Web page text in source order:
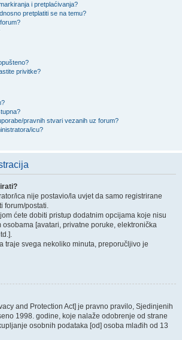
i pretplaćivanja?
pretplatiti se na temu?
privitke?
pravnih stvari vezanih uz forum?
icu?
ica nije postavio/la uvjet da samo registrirane
forum/postati.
ćete dobiti pristup dodatnim opcijama koje nisu
[avatari, privatne poruke, elektronička
traje svega nekoliko minuta, preporučljivo je
and Protection Act] je pravno pravilo, Sjedinjenih
1998. godine, koje nalaže odobrenje od strane
osobnih podataka [od] osoba mlađih od 13